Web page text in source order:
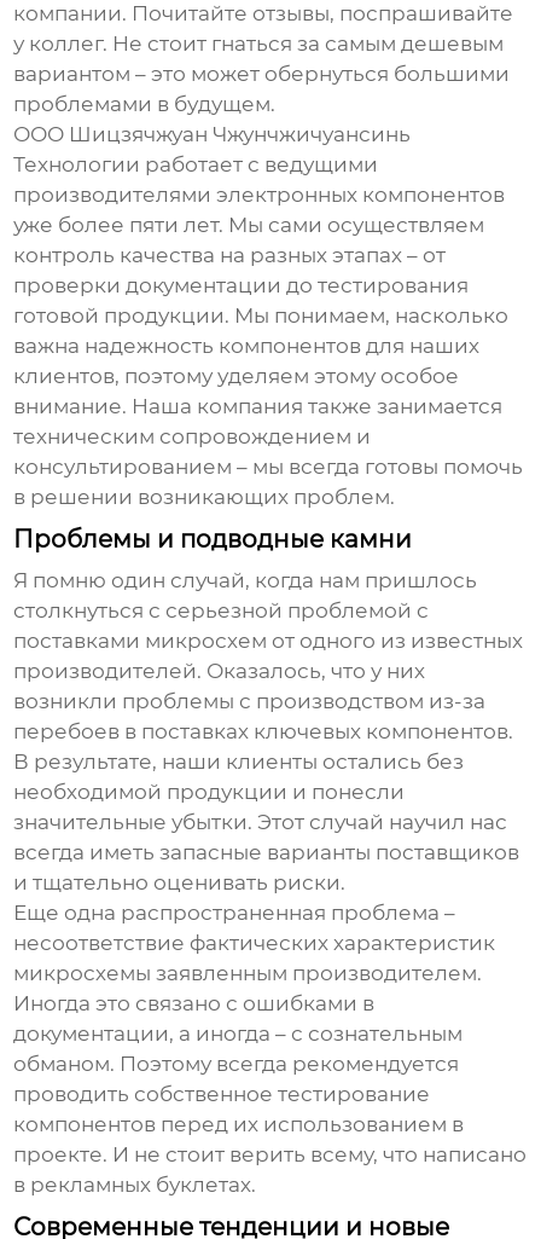
компании. Почитайте отзывы, поспрашивайте
у коллег. Не стоит гнаться за самым дешевым
вариантом – это может обернуться большими
проблемами в будущем.
ООО Шицзячжуан Чжунчжичуансинь
Технологии работает с ведущими
производителями электронных компонентов
уже более пяти лет. Мы сами осуществляем
контроль качества на разных этапах – от
проверки документации до тестирования
готовой продукции. Мы понимаем, насколько
важна надежность компонентов для наших
клиентов, поэтому уделяем этому особое
внимание. Наша компания также занимается
техническим сопровождением и
консультированием – мы всегда готовы помочь
в решении возникающих проблем.
Проблемы и подводные камни
Я помню один случай, когда нам пришлось
столкнуться с серьезной проблемой с
поставками микросхем от одного из известных
производителей. Оказалось, что у них
возникли проблемы с производством из-за
перебоев в поставках ключевых компонентов.
В результате, наши клиенты остались без
необходимой продукции и понесли
значительные убытки. Этот случай научил нас
всегда иметь запасные варианты поставщиков
и тщательно оценивать риски.
Еще одна распространенная проблема –
несоответствие фактических характеристик
микросхемы заявленным производителем.
Иногда это связано с ошибками в
документации, а иногда – с сознательным
обманом. Поэтому всегда рекомендуется
проводить собственное тестирование
компонентов перед их использованием в
проекте. И не стоит верить всему, что написано
в рекламных буклетах.
Современные тенденции и новые